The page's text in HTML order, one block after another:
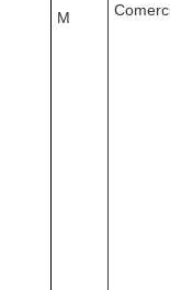
M